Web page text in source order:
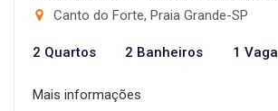
Canto do Forte, Praia Grande-SP
2 Quartos 2 Banheiros 1 Vaga
Mais informações